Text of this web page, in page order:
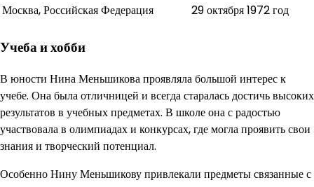
Москва, Российская Федерация
29 октября 1972 год
Учеба и хобби
В юности Нина Меньшикова проявляла большой интерес к
учебе. Она была отличницей и всегда старалась достичь высоких
результатов в учебных предметах. В школе она с радостью
участвовала в олимпиадах и конкурсах, где могла проявить свои
знания и творческий потенциал.
Особенно Нину Меньшикову привлекали предметы связанные с